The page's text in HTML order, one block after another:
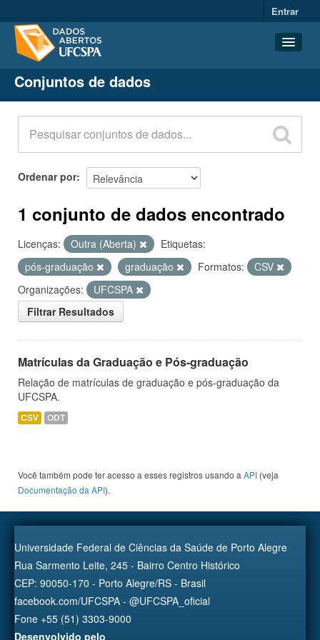
Entrar
Conjuntos de dados
Organizações
Grupos
Sobre
Conjuntos de dados
Ordenar por
1 conjunto de dados encontrado
Licenças: Outra (Aberta)
Etiquetas:
pós-graduação
graduação Formatos:
CSV
Organizações:
UFCSPA
Filtrar Resultados
Matrículas da Graduação e Pós-graduação
Relação de matrículas de graduação e pós-graduação da
UFCSPA.
CSV ODT
Você também pode ter acesso a esses registros usando a API (veja
Documentação da API).
Universidade Federal de Ciências da Saúde de Porto Alegre
Rua Sarmento Leite, 245 - Bairro Centro Histórico
CEP: 90050-170 - Porto Alegre/RS - Brasil
facebook.com/UFCSPA - @UFCSPA_oficial
Fone +55 (51) 3303-9000
Desenvolvido pelo